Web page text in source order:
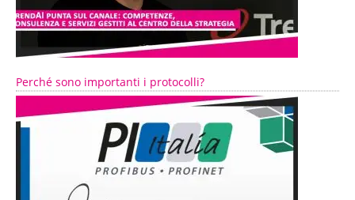
Perché sono importanti i protocolli?